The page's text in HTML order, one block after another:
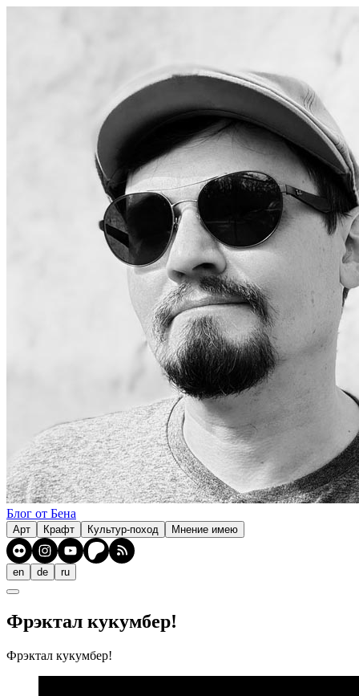
Блог от Бена
Арт Крафт Культур-поход Мнение имею
en de ru
Фрэктал кукумбер!
Фрэктал кукумбер!